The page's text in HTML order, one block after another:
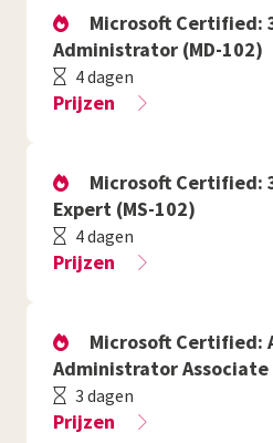
Microsoft Certified:
Administrator (MD-102)
4 dagen
Prijzen
Microsoft Certified:
Expert (MS-102)
4 dagen
Prijzen
Microsoft Certified:
Administrator Associate
3 dagen
Prijzen